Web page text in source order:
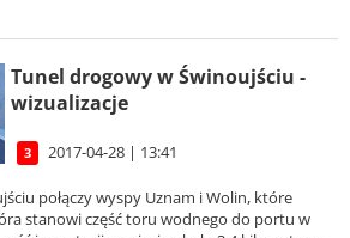
Tunel drogowy w Świnoujściu -
wizualizacje
3 2017-04-28 | 13:41
połączy wyspy Uznam i Wolin, które
stanowi część toru wodnego do portu w